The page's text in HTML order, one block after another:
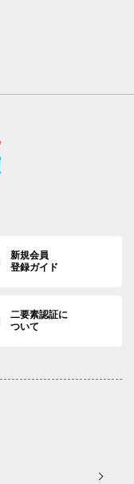
新規会員
登録ガイド
二要素認証に
ついて